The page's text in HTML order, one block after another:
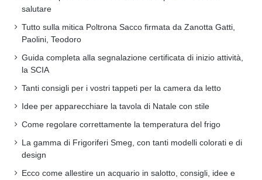
salutare
Tutto sulla mitica Poltrona Sacco firmata da Zanotta Gatti,
Paolini, Teodoro
Guida completa alla segnalazione certificata di inizio attività,
la SCIA
Tanti consigli per i vostri tappeti per la camera da letto
Idee per apparecchiare la tavola di Natale con stile
Come regolare correttamente la temperatura del frigo
La gamma di Frigoriferi Smeg, con tanti modelli colorati e di
design
Ecco come allestire un acquario in salotto, consigli, idee e